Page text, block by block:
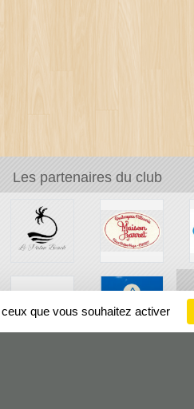
Les partenaires du club
que vous souhaitez activer